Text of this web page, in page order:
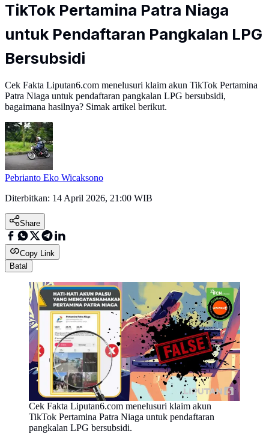
TikTok Pertamina Patra Niaga
untuk Pendaftaran Pangkalan LPG
Bersubsidi
Cek Fakta Liputan6.com menelusuri klaim akun TikTok Pertamina
Patra Niaga untuk pendaftaran pangkalan LPG bersubsidi,
bagaimana hasilnya? Simak artikel berikut.
Pebrianto Eko Wicaksono
Diterbitkan: 14 April 2026, 21:00 WIB
Share
Copy Link
Batal
Cek Fakta Liputan6.com menelusuri klaim akun
TikTok Pertamina Patra Niaga untuk pendaftaran
pangkalan LPG bersubsidi.